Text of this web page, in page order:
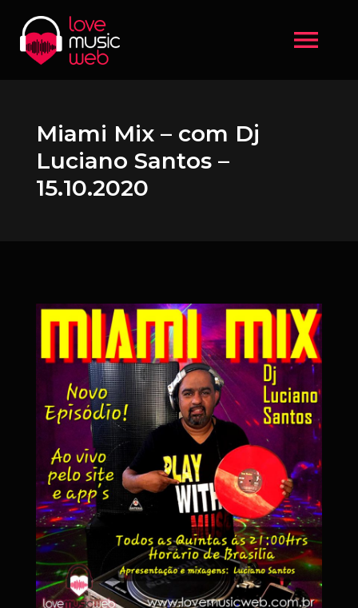
menu
Miami Mix – com Dj
Luciano Santos –
15.10.2020